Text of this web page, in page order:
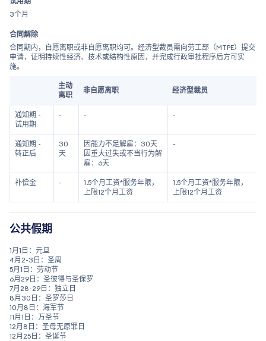
3个月
合同解除
合同期内，自愿离职或非自愿离职均可。经济型裁员需向劳工部（MTPE）提交
申请，证明持续性经济、技术或结构性原因，并完成行政审批程序后方可实
施。
主动
离职
非自愿离职 经济型裁员
通知期 -
试用期
- - -
通知期 -
转正后
30
天
因能力不足解雇：30天
因重大过失或不当行为解
雇：6天
-
补偿金 -
1.5个月工资*服务年限，
上限12个月工资
1.5个月工资*服务年限，
上限12个月工资
公共假期
1月1日：元旦
4月2-3日：圣周
5月1日：劳动节
6月29日：圣彼得与圣保罗
7月28-29日：独立日
8月30日：圣罗莎日
10月8日：海军节
11月1日：万圣节
12月8日：圣母无原罪日
12月25日：圣诞节